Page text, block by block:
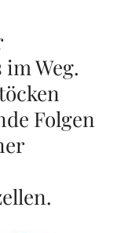
Weg.
Folgen